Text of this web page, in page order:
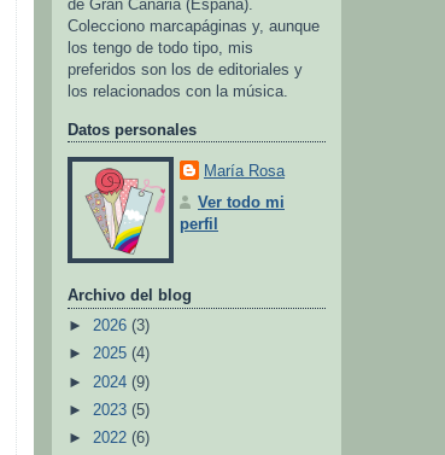
de Gran Canaria (España).
Colecciono marcapáginas y, aunque
los tengo de todo tipo, mis
preferidos son los de editoriales y
los relacionados con la música.
Datos personales
María Rosa
Ver todo mi
perfil
Archivo del blog
► 2026 (3)
► 2025 (4)
► 2024 (9)
► 2023 (5)
► 2022 (6)